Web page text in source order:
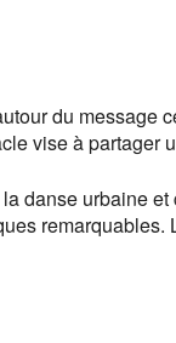
du message
vise à
danse urbaine